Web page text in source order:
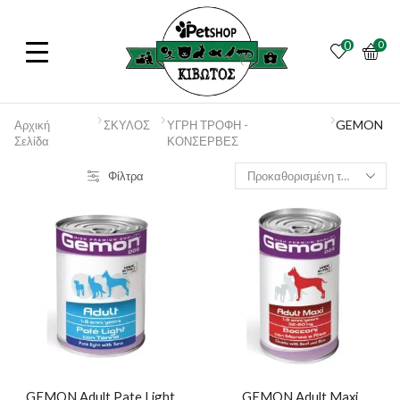
0 0
Αρχική
Σελίδα
ΣΚΥΛΟΣ
ΥΓΡΗ ΤΡΟΦΗ -
ΚΟΝΣΕΡΒΕΣ
GEMON
Φίλτρα
GEMON Adult Pate Light GEMON Adult Maxi